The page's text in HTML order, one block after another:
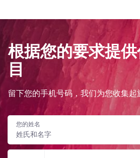
根据您的要求提
目
留下您的手机号码，我们为您收集起
您的姓名